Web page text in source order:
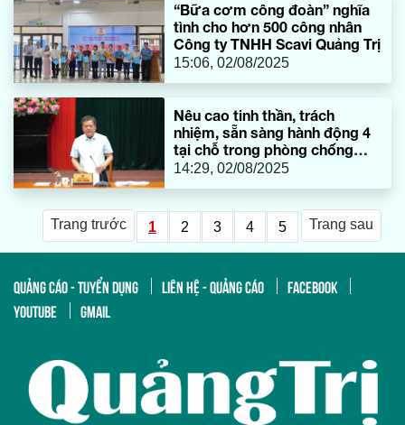
“Bữa cơm công đoàn” nghĩa
tình cho hơn 500 công nhân
Công ty TNHH Scavi Quảng Trị
15:06, 02/08/2025
Nêu cao tinh thần, trách
nhiệm, sẵn sàng hành động 4
tại chỗ trong phòng chống
thiên tai
14:29, 02/08/2025
Trang trước 1 2 3 4 5 Trang sau
QUẢNG CÁO - TUYỂN DỤNG LIÊN HỆ - QUẢNG CÁO
FACEBOOK
YOUTUBE
GMAIL